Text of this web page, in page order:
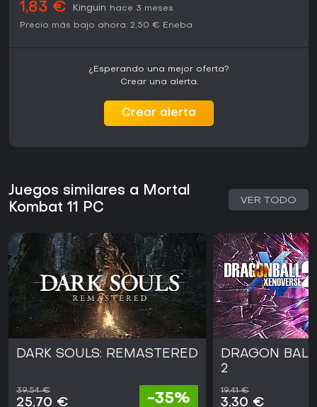
1,83 € Kinguin
hace 3 meses
Precio más bajo ahora: 2,50 € Eneba
¿Esperando una mejor oferta?
Crear una alerta.
Crear alerta
Juegos similares a Mortal
Kombat 11 PC
VER TODO
DARK SOULS: REMASTERED
39,54 €
25,70 € -35%
DRAGON
2
19,41 €
3,30 €